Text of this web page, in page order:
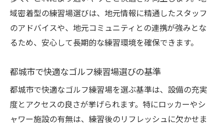
域密着型の練習場選びは、地元情報に精通したスタッフ
のアドバイスや、地元コミュニティとの連携が強みとな
るため、安心して長期的な練習環境を確保できます。
都城市で快適なゴルフ練習場選びの基準
都城市で快適なゴルフ練習場を選ぶ基準は、設備の充実
度とアクセスの良さが挙げられます。特にロッカーやシ
ャワー施設の有無は、練習後のリフレッシュに欠かせま